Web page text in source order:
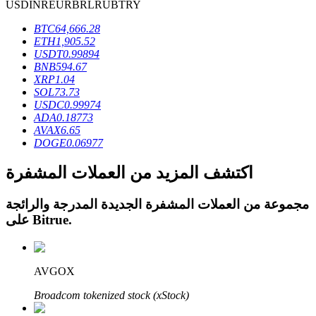
القروض
خدمة الاقتراض المدعومة بالعملات المشفرة
USDINREURBRLRUBTRY
BTC64,666.28
ETH1,905.52
USDT0.99894
BNB594.67
XRP1.04
SOL73.73
USDC0.99974
ADA0.18773
AVAX6.65
DOGE0.06977
اكتشف المزيد من العملات المشفرة
مجموعة من العملات المشفرة الجديدة المدرجة والرائجة
Bitrue.
AVGOX
Broadcom tokenized stock (xStock)